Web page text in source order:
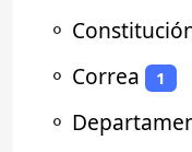
⚬
⚬ Correa 1
⚬